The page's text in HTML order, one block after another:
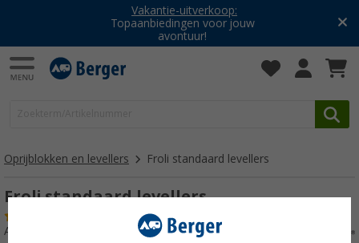
Vakantie-uitverkoop:
Topaanbiedingen voor jouw
avontuur!
Oprijblokken en levellers Froli standaard levellers
Froli standaard levellers
Artikelnr: 290238